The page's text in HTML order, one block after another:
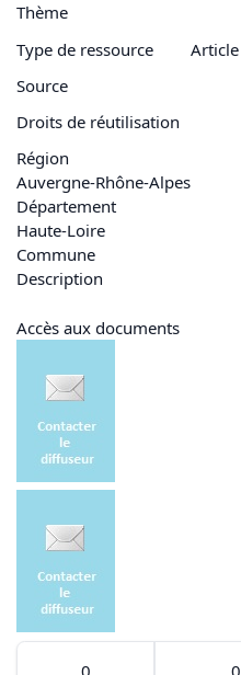
Thème
Type de ressource
Article
Source
Droits de réutilisation
Région
Auvergne-Rhône-Alpes
Département
Haute-Loire
Commune
Description
Accès aux documents
0
0